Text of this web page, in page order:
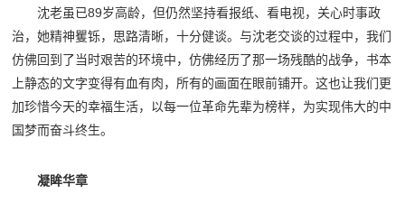
沈老虽已89岁高龄，但仍然坚持看报纸、看电视，关心时事政
治，她精神矍铄，思路清晰，十分健谈。与沈老交谈的过程中，我们
仿佛回到了当时艰苦的环境中，仿佛经历了那一场残酷的战争，书本
上静态的文字变得有血有肉，所有的画面在眼前铺开。这也让我们更
加珍惜今天的幸福生活，以每一位革命先辈为榜样，为实现伟大的中
国梦而奋斗终生。
凝眸华章